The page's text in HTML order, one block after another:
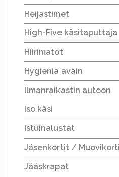
Heijastimet
High-Five käsitaputtaja
Hiirimatot
Hygienia avain
Ilmanraikastin autoon
Iso käsi
Istuinalustat
Jäsenkortit /
Jääskrapat